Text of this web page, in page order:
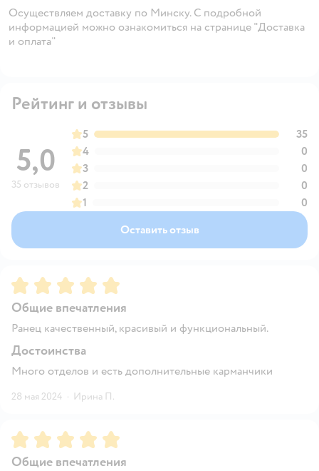
Осуществляем доставку по Минску. С подробной
информацией можно ознакомиться на странице "Доставка
и оплата"
Рейтинг и отзывы
5,0
35 отзывов
5
35
4
0
3
0
2
0
1
0
Оставить отзыв
Рейтинг:5
Общие впечатления
Ранец качественный, красивый и функциональный.
Достоинства
Много отделов и есть дополнительные карманчики
28 мая 2024 · Ирина П.
Рейтинг:5
Общие впечатления